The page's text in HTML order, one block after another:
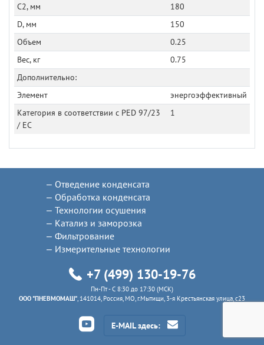
C2, мм
180
D, мм
150
Объем
0.25
Вес, кг
0.75
Дополнительно:
Элемент
энергоэффективный
Категория в соответствии с PED 97/23
/ EC
1
Отведение конденсата
Обработка конденсата
Технологии осушения
Катализ и заморозка
Фильтрование
Измерительные технологии
+7 (499) 130-19-76
Пн-Пт - C 8:30 до 17:30 (МСК)
ООО "ПНЕВМОМАШ" , 141014, Россия, МО, г.Мытищи, 3-я Крестьянская улица, с23
E-MAIL здесь: